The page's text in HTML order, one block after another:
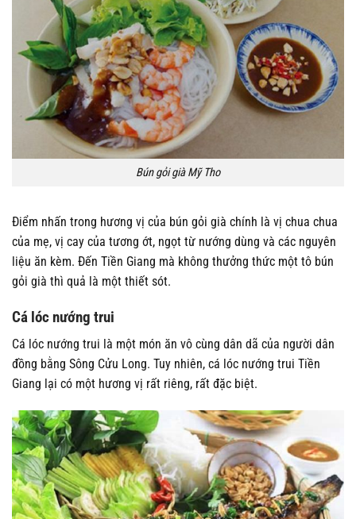
Bún gỏi già Mỹ Tho
Điểm nhấn trong hương vị của bún gỏi già chính là vị chua chua
của mẹ, vị cay của tương ớt, ngọt từ nướng dùng và các nguyên
liệu ăn kèm. Đến Tiền Giang mà không thưởng thức một tô bún
gỏi già thì quả là một thiết sót.
Cá lóc nướng trui
Cá lóc nướng trui là một món ăn vô cùng dân dã của người dân
đồng bằng Sông Cửu Long. Tuy nhiên, cá lóc nướng trui Tiền
Giang lại có một hương vị rất riêng, rất đặc biệt.